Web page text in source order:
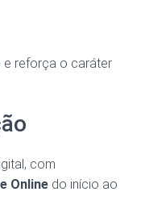
e reforça o caráter
com
Online do início ao